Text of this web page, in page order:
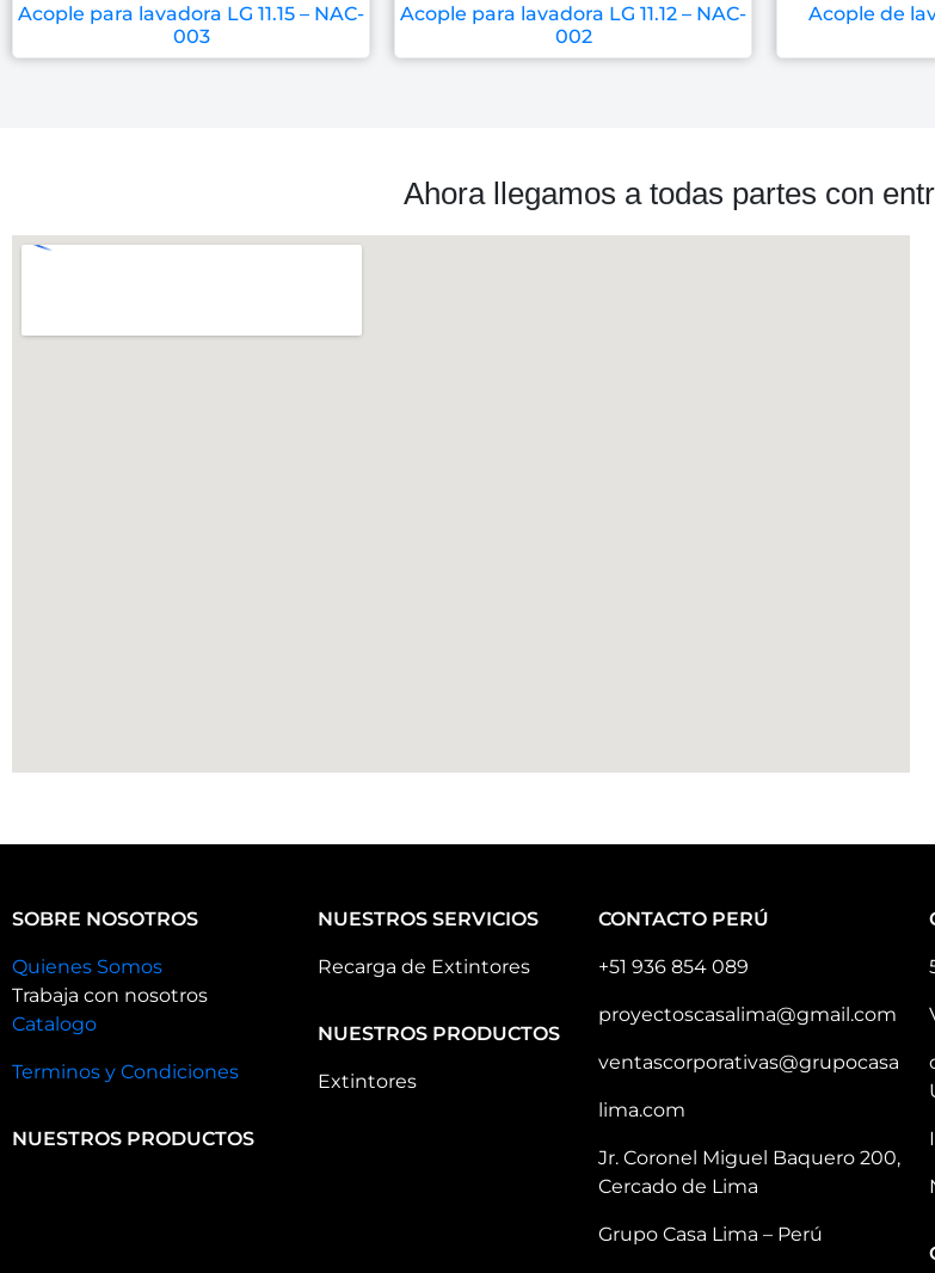
Acople para lavadora LG 11.15 – NAC-
003
Acople para lavadora LG 11.12 – NAC-
002
Acople de
Ahora llegamos a todas partes con
SOBRE NOSOTROS
Quienes Somos
Trabaja con nosotros
Catalogo
Terminos y Condiciones
NUESTROS PRODUCTOS
NUESTROS SERVICIOS
Recarga de Extintores
NUESTROS PRODUCTOS
Extintores
CONTACTO PERÚ
+51 936 854 089
proyectoscasalima@gmail.com
ventascorporativas@grupocasa
lima.com
Jr. Coronel Miguel Baquero 200,
Cercado de Lima
Grupo Casa Lima – Perú